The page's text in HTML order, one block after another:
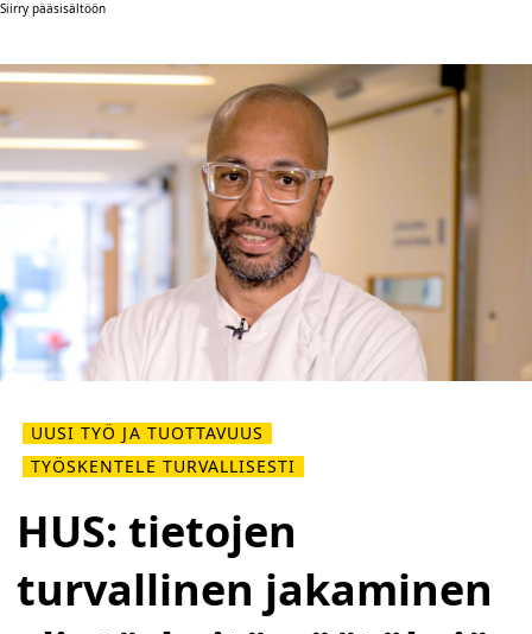
Siirry pääsisältöön
UUSI TYÖ JA TUOTTAVUUS
TYÖSKENTELE TURVALLISESTI
HUS: tietojen
turvallinen jakaminen